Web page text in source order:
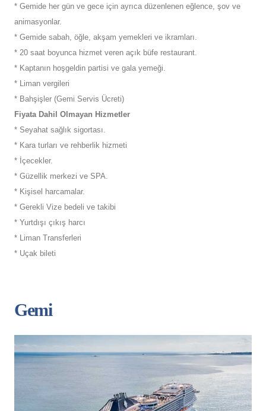
* Gemide her gün ve gece için ayrıca düzenlenen eğlence, şov ve
animasyonlar.
* Gemide sabah, öğle, akşam yemekleri ve ikramları.
* 20 saat boyunca hizmet veren açık büfe restaurant.
* Kaptanın hoşgeldin partisi ve gala yemeği.
* Liman vergileri
* Bahşişler (Gemi Servis Ücreti)
Fiyata Dahil Olmayan Hizmetler
* Seyahat sağlık sigortası.
* Kara turları ve rehberlik hizmeti
* İçecekler.
* Güzellik merkezi ve SPA.
* Kişisel harcamalar.
* Gerekli Vize bedeli ve takibi
* Yurtdışı çıkış harcı
* Liman Transferleri
* Uçak bileti
Gemi